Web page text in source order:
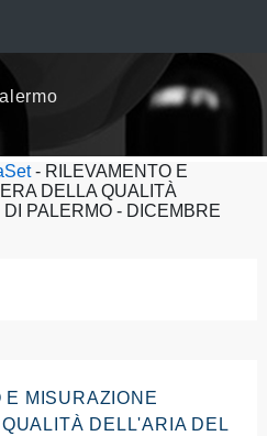
- RILEVAMENTO E
DELLA QUALITÀ
PALERMO - DICEMBRE
MISURAZIONE
DELL'ARIA DEL